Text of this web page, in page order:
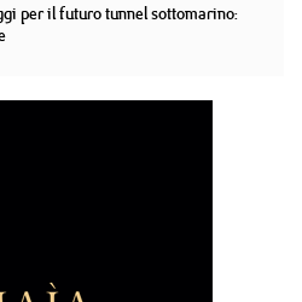
per il futuro tunnel sottomarino: